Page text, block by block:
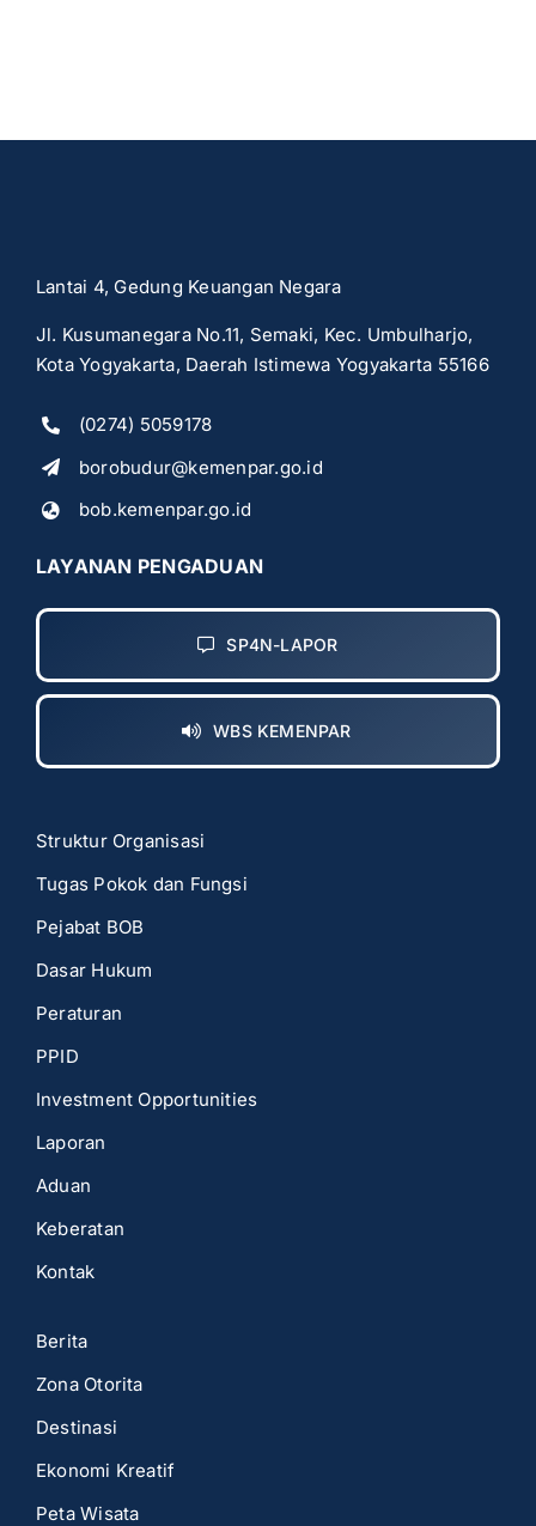
Lantai 4, Gedung Keuangan Negara
Jl. Kusumanegara No.11, Semaki, Kec. Umbulharjo,
Kota Yogyakarta, Daerah Istimewa Yogyakarta 55166
(0274) 5059178
borobudur@kemenpar.go.id
bob.kemenpar.go.id
LAYANAN PENGADUAN
SP4N-LAPOR
WBS KEMENPAR
Struktur Organisasi
Tugas Pokok dan Fungsi
Pejabat BOB
Dasar Hukum
Peraturan
PPID
Investment Opportunities
Laporan
Aduan
Keberatan
Kontak
Berita
Zona Otorita
Destinasi
Ekonomi Kreatif
Peta Wisata